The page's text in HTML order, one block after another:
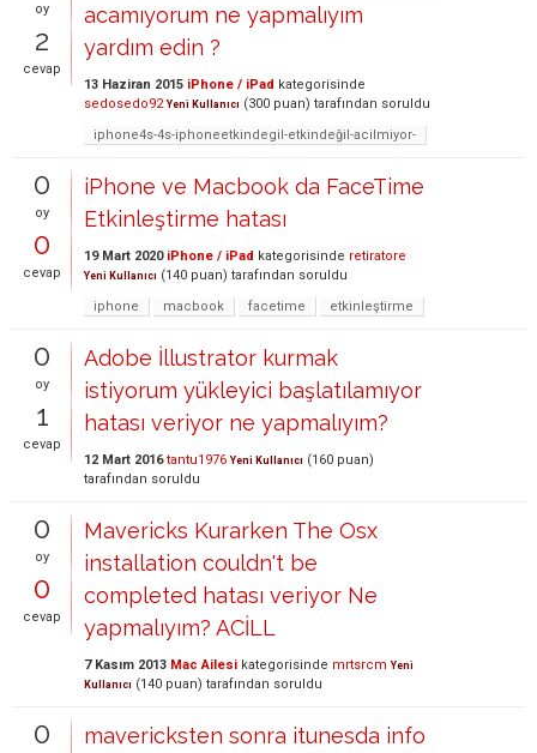
oy
2
cevap
acamıyorum ne yapmalıyım
yardım edin ?
13 Haziran 2015 iPhone / iPad kategorisinde
sedosedo92 Yeni Kullanıcı (300 puan) tarafından soruldu
iphone4s-4s-iphoneetkindegil-etkindeğil-acilmiyor-
0
oy
0
cevap
iPhone ve Macbook da FaceTime
Etkinleştirme hatası
19 Mart 2020 iPhone / iPad kategorisinde retiratore
Yeni Kullanıcı (140 puan) tarafından soruldu
iphone
macbook facetime etkinleştirme
0
oy
1
cevap
Adobe İllustrator kurmak
istiyorum yükleyici başlatılamıyor
hatası veriyor ne yapmalıyım?
12 Mart 2016 tantu1976 Yeni Kullanıcı (160 puan)
tarafından soruldu
0
oy
0
cevap
Mavericks Kurarken The Osx
installation couldn't be
completed hatası veriyor Ne
yapmalıyım? ACİLL
7 Kasım 2013 Mac Ailesi kategorisinde mrtsrcm Yeni
Kullanıcı (140 puan) tarafından soruldu
0
mavericksten sonra itunesda info